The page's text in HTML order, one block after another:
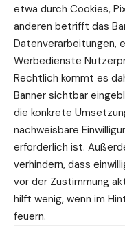
etwa durch Cookies,
anderen betrifft das
Datenverarbeitungen,
Werbedienste
Rechtlich kommt es
Banner sichtbar
die konkrete
nachweisbare
erforderlich ist.
verhindern, dass
vor der Zustimmung
hilft wenig, wenn im
feuern.